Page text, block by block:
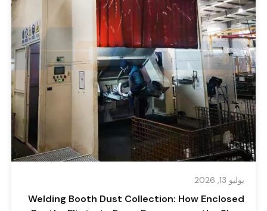
يوليو 13, 2026
Welding Booth Dust Collection: How Enclosed